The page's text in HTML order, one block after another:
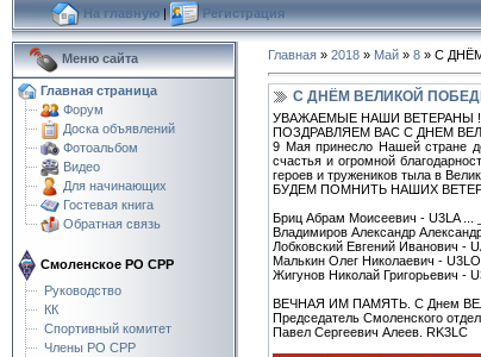
На главную| Регистрация
Меню сайта
Главная страница
Форум
Доска объявлений
Фотоальбом
Видео
Для начинающих
Гостевая книга
Обратная связь
Смоленское РО СРР
Руководство
КК
Спортивный комитет
Члены РО СРР
Главная » 2018 » Май » 8 » С
С ДНЁМ ВЕЛИКОЙ
УВАЖАЕМЫЕ НАШИ ВЕТЕРАНЫ
ПОЗДРАВЛЯЕМ ВАС С ДНЕМ
9 Мая принесло Нашей стране
счастья и огромной
героев и тружеников тыла в
БУДЕМ ПОМНИТЬ НАШИХ
Бриц Абрам Моисеевич - U3LA ...
Владимиров Александр
Лобковский Евгений Иванович -
Малькин Олег Николаевич - U3LO
Жигунов Николай Григорьевич -
ВЕЧНАЯ ИМ ПАМЯТЬ. С Днем
Председатель Смоленского
Павел Сергеевич Алеев. RK3LC